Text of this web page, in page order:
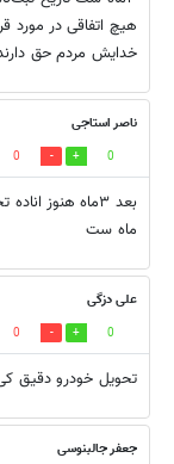
خدایش مردم حق
ناصر استاجی
0
0
ماه ست
علی دزگی
0
0
تحویل خودرو دقیق
جعفر جالبنوسی